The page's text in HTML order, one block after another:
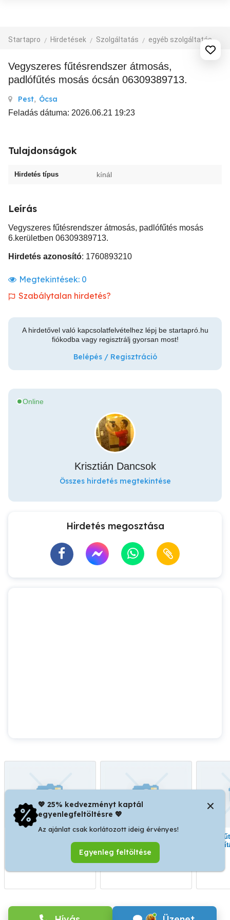
Startapro Hirdetések Szolgáltatás egyéb szolgáltatás
Vegyszeres fűtésrendszer átmosás,
padlófűtés mosás ócsán 06309389713.
Pest, Ócsa
Feladás dátuma: 2026.06.21 19:23
Tulajdonságok
Hirdetés típus kínál
Leírás
Vegyszeres fűtésrendszer átmosás, padlófűtés mosás
6.kerületben 06309389713.
Hirdetés azonosító: 1760893210
Megtekintések: 0
Szabálytalan hirdetés?
A hirdetővel való kapcsolatfelvételhez lépj be startapró.hu
fiókodba vagy regisztrálj gyorsan most!
Belépés / Regisztráció
Online
Krisztián Dancsok
Összes hirdetés megtekintése
Hirdetés megosztása
fűtésrendszer átmosás,
padlófűtés mosás Ócsán
06309389713.
tisztítás,padlófűtés
átmosás,fűtésrendszer
mosás 06309389713
Ócsa
💖 25% kedvezményt kaptál
egyenlegfeltöltésre 💖
Az ajánlat csak korlátozott ideig érvényes!
Egyenleg feltöltése